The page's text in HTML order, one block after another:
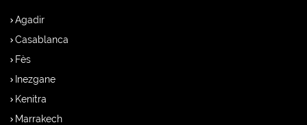
Agadir
Casablanca
Fès
Inezgane
Kenitra
Marrakech